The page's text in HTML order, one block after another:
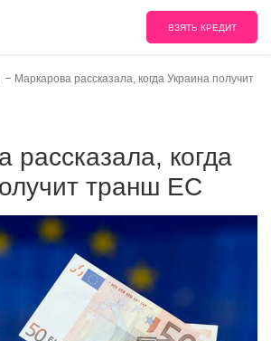
ВЗЯТЬ КРЕДИТ
Маркарова рассказала, когда Украина получит
транш ЕС